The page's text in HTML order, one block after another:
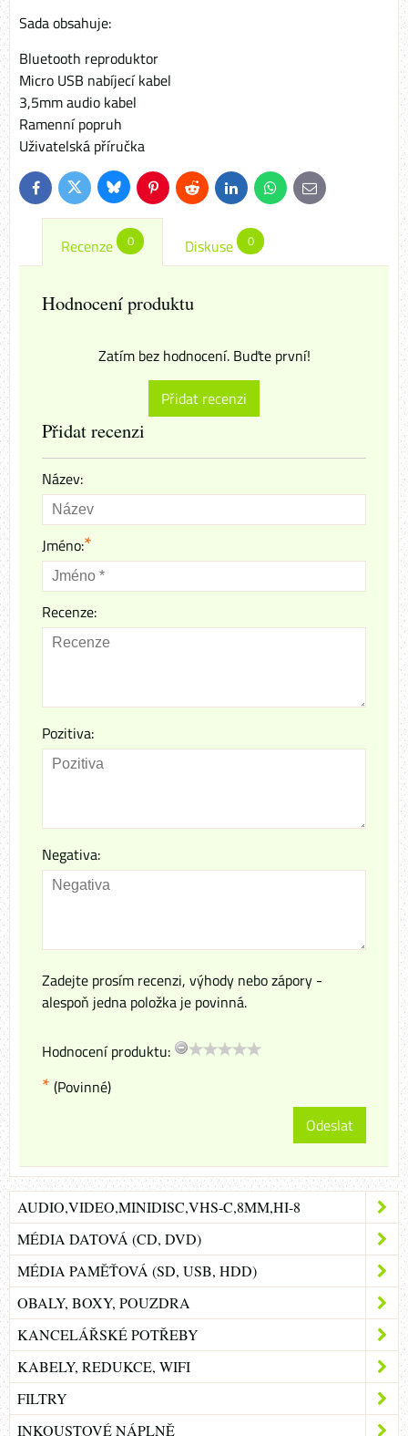
Sada obsahuje:
Bluetooth reproduktor
Micro USB nabíjecí kabel
3,5mm audio kabel
Ramenní popruh
Uživatelská příručka
FacebookTwitterBlueskyPinterestReddit LinkedInWhatsApp
E-
mail
Recenze 0 Diskuse 0
Hodnocení produktu
Zatím bez hodnocení. Buďte první!
Přidat recenzi
Přidat recenzi
Název:
Jméno:*
Recenze:
Pozitiva:
Negativa:
Zadejte prosím recenzi, výhody nebo zápory -
alespoň jedna položka je povinná.
Hodnocení produktu:
* (Povinné)
Odeslat
AUDIO,VIDEO,MINIDISC,VHS-C,8MM,HI-8
MÉDIA DATOVÁ (CD, DVD)
MÉDIA PAMĚŤOVÁ (SD, USB, HDD)
OBALY, BOXY, POUZDRA
KANCELÁŘSKÉ POTŘEBY
KABELY, REDUKCE, WIFI
FILTRY
INKOUSTOVÉ NÁPLNĚ